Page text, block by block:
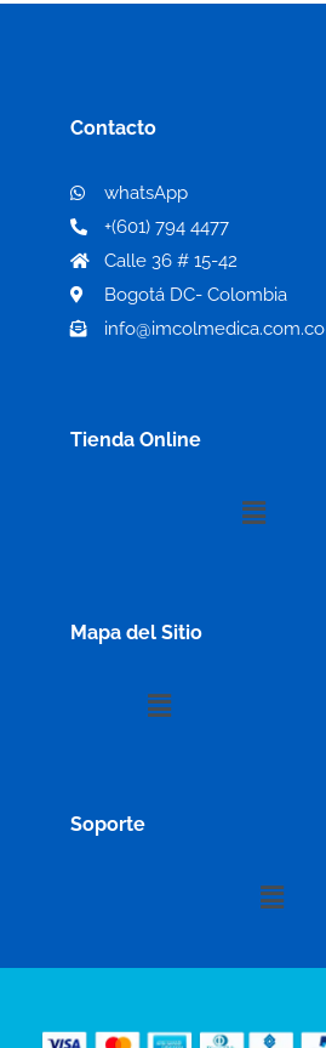
Contacto
whatsApp
+(601) 794 4477
Calle 36 # 15-42
Bogotá DC- Colombia
info@imcolmedica.com.co
Tienda Online
Menú
Mapa del Sitio
Menú
Soporte
Menú